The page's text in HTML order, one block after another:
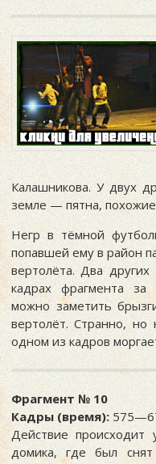
Калашникова. У двух
земле — пятна,
Негр в тёмной
попавшей ему в район
вертолёта. Два других
кадрах фрагмента за
можно заметить
вертолёт. Странно, но
одном из кадров
Фрагмент № 10
Кадры (время):
Действие
домика, где был